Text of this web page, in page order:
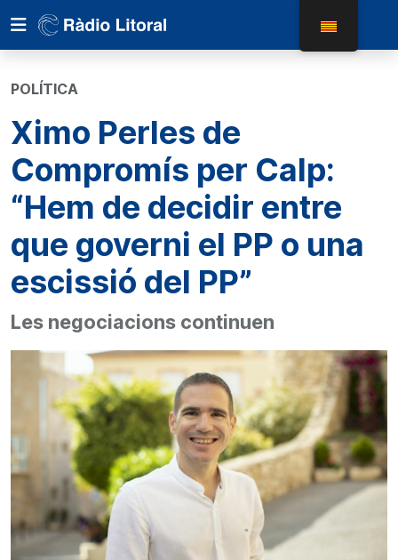
POLÍTICA
Ximo Perles de
Compromís per Calp:
“Hem de decidir entre
que governi el PP o una
escissió del PP”
Les negociacions continuen